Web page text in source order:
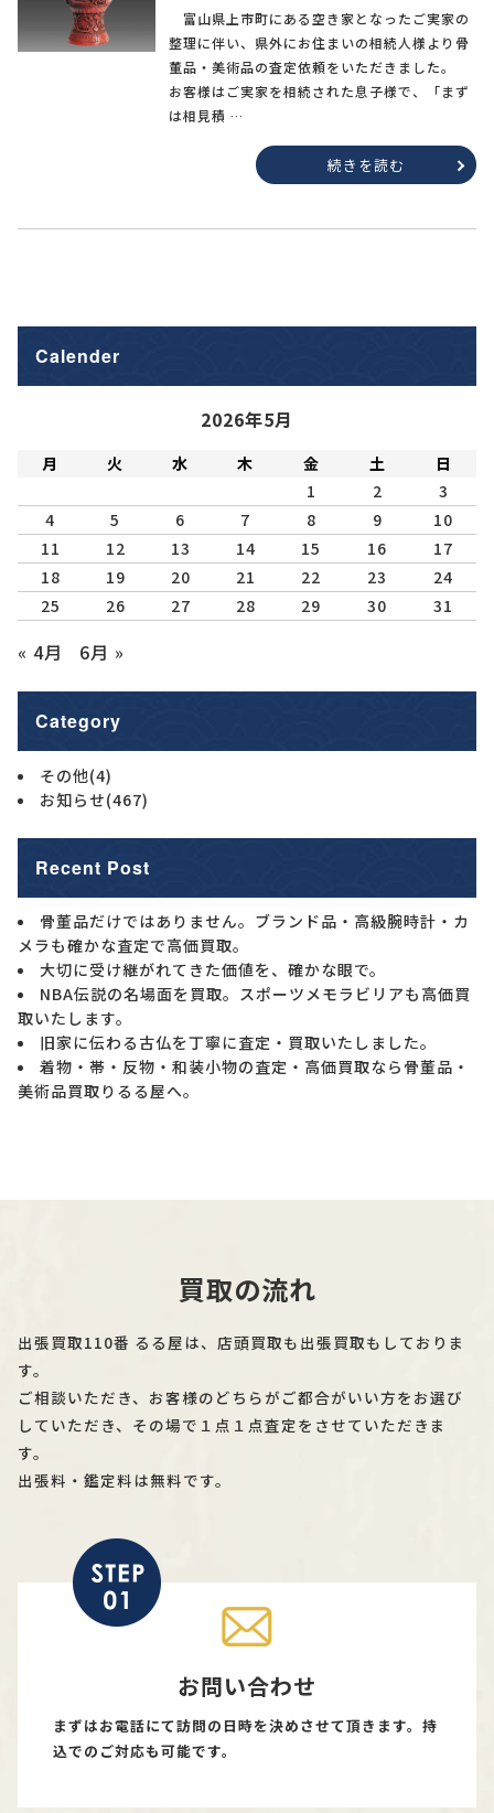
富山県上市町にある空き家となったご実家の
整理に伴い、県外にお住まいの相続人様より骨
董品・美術品の査定依頼をいただきました。
お客様はご実家を相続された息子様で、「まず
は相見積 …
続きを読む
Calender
2026年5月
月 火 水 木 金 土
日
1
2
3
4
5 6 7 8 9
10
11
12 13 14 15 16
17
18
19 20 21 22 23
24
25
26 27 28 29 30 31
« 4月 6月 »
Category
その他(4)
お知らせ(467)
Recent Post
骨董品だけではありません。ブランド品・高級腕時計・カ
メラも確かな査定で高価買取。
大切に受け継がれてきた価値を、確かな眼で。
NBA伝説の名場面を買取。スポーツメモラビリアも高価買
取いたします。
旧家に伝わる古仏を丁寧に査定・買取いたしました。
着物・帯・反物・和装小物の査定・高価買取なら骨董品・
美術品買取りるる屋へ。
買取の流れ
出張買取110番 るる屋は、店頭買取も出張買取もしておりま
す。
ご相談いただき、お客様のどちらがご都合がいい方をお選び
していただき、その場で１点１点査定をさせていただきま
す。
出張料・鑑定料は無料です。
お問い合わせ
まずはお電話にて訪問の日時を決めさせて頂きます。持
込でのご対応も可能です。